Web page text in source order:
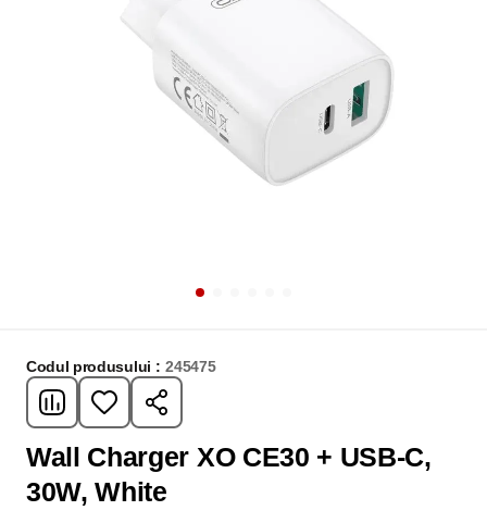
Codul produsului : 245475
Wall Charger XO CE30 + USB-C,
30W, White